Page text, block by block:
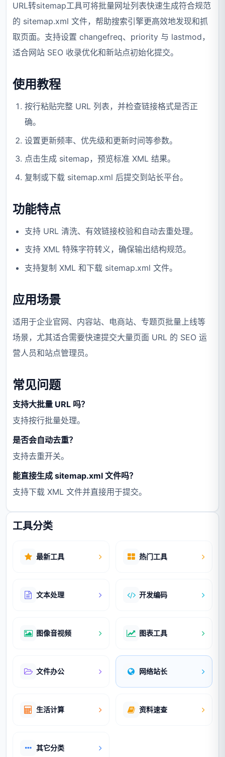
URL转sitemap工具可将批量网址列表快速生成符合规范
的 sitemap.xml 文件，帮助搜索引擎更高效地发现和抓
取页面。支持设置 changefreq、priority 与 lastmod，
适合网站 SEO 收录优化和新站点初始化提交。
使用教程
按行粘贴完整 URL 列表，并检查链接格式是否正
确。
设置更新频率、优先级和更新时间等参数。
点击生成 sitemap，预览标准 XML 结果。
复制或下载 sitemap.xml 后提交到站长平台。
功能特点
支持 URL 清洗、有效链接校验和自动去重处理。
支持 XML 特殊字符转义，确保输出结构规范。
支持复制 XML 和下载 sitemap.xml 文件。
应用场景
适用于企业官网、内容站、电商站、专题页批量上线等
场景，尤其适合需要快速提交大量页面 URL 的 SEO 运
营人员和站点管理员。
常见问题
支持大批量 URL 吗？
支持按行批量处理。
是否会自动去重？
支持去重开关。
能直接生成 sitemap.xml 文件吗？
支持下载 XML 文件并直接用于提交。
工具分类
最新工具 热门工具
文本处理 开发编码
图像音视频 图表工具
文件办公 网络站长
生活计算 资料速查
其它分类